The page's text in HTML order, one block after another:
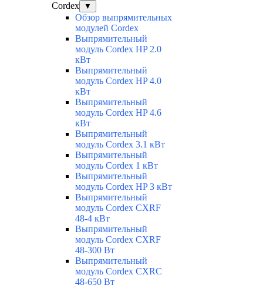
Cordex
▼
Обзор выпрямительных
модулей Cordex
Выпрямительный
модуль Cordex HP 2.0
кВт
Выпрямительный
модуль Cordex HP 4.0
кВт
Выпрямительный
модуль Cordex HP 4.6
кВт
Выпрямительный
модуль Cordex 3.1 кВт
Выпрямительный
модуль Cordex 1 кВт
Выпрямительный
модуль Cordex HP 3 кВт
Выпрямительный
модуль Cordex CXRF
48-4 кВт
Выпрямительный
модуль Cordex CXRF
48-300 Вт
Выпрямительный
модуль Cordex CXRС
48-650 Вт